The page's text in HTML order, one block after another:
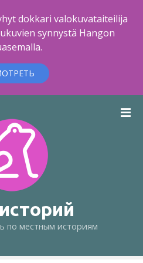
dokkari valokuvataiteilija
synnystä Hangon
по местным историям